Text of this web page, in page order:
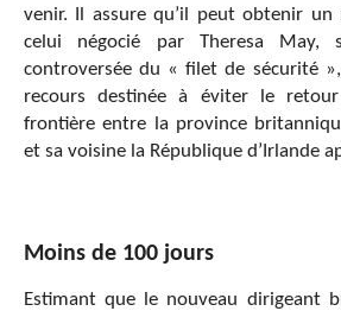
venir. Il assure qu’il peut obtenir un
celui négocié par Theresa May,
controversée du « filet de sécurité
recours destinée à éviter le
frontière entre la province
et sa voisine la République d’Irlande
Moins de 100 jours
Estimant que le nouveau dirigeant